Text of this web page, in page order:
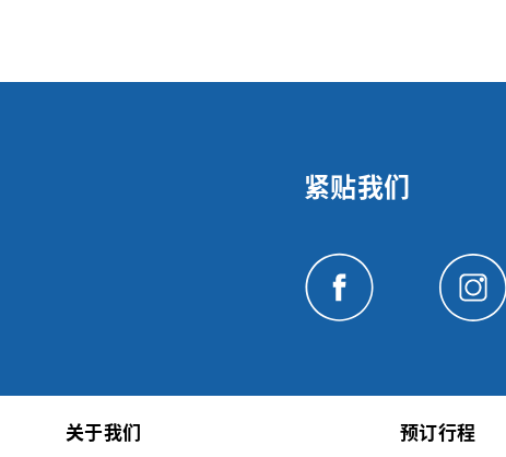
紧贴我们
关于我们
预订行程